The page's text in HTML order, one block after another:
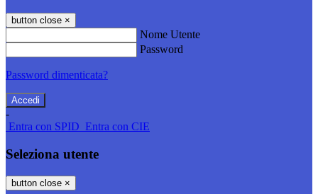
button close ×
Nome Utente
Password
Password dimenticata?
-
Entra con SPID Entra con CIE
Seleziona utente
button close ×